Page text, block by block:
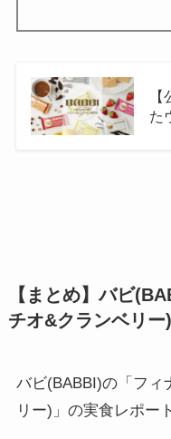
た
【まとめ】バビ
チオ&クランベリー)
バビ(BABBI)の「フィ
リー)」の実食レポー